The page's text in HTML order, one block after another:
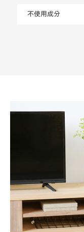
不使用成分